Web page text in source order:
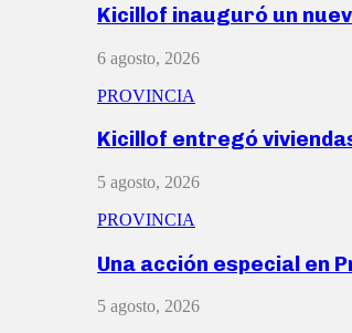
Kicillof inauguró un
6 agosto, 2026
PROVINCIA
Kicillof entregó
5 agosto, 2026
PROVINCIA
Una acción especial en
5 agosto, 2026